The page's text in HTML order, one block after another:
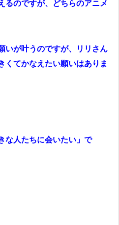
のですが、どちらのアニメ
いが叶うのですが、リリさん
くてかなえたい願いはありま
な人たちに会いたい」で